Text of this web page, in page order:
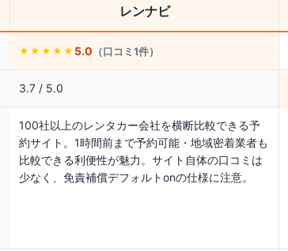
レンナビ
★★★★★ 5.0 （口コミ1件）
3.7 / 5.0
100社以上のレンタカー会社を横断比較できる予
約サイト。1時間前まで予約可能・地域密着業者も
比較できる利便性が魅力。サイト自体の口コミは
少なく、免責補償デフォルトonの仕様に注意。